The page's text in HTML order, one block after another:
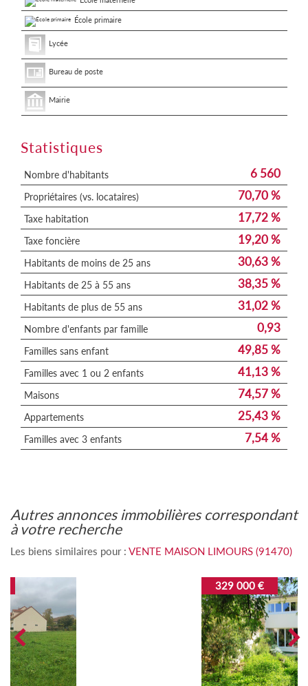
École primaire
Lycée
Bureau de poste
Mairie
Statistiques
Nombre d'habitants 6 560
Propriétaires (vs. locataires) 70,70 %
Taxe habitation 17,72 %
Taxe foncière 19,20 %
Habitants de moins de 25 ans 30,63 %
Habitants de 25 à 55 ans 38,35 %
Habitants de plus de 55 ans 31,02 %
Nombre d'enfants par famille 0,93
Familles sans enfant 49,85 %
Familles avec 1 ou 2 enfants 41,13 %
Maisons 74,57 %
Appartements 25,43 %
Familles avec 3 enfants 7,54 %
autres annonces immobilières correspondant
à votre recherche
Les biens similaires pour : VENTE MAISON LIMOURS (91470)